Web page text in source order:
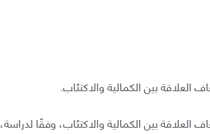
بين الكمالية والاكتئاب.
بين الكمالية والاكتئاب، وفقًا لدراسة،